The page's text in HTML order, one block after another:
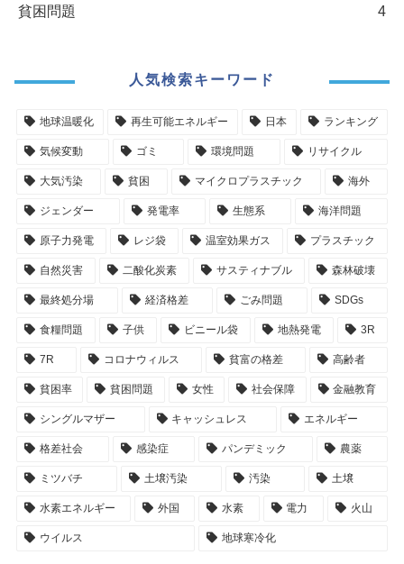
貧困問題 4
人気検索キーワード
地球温暖化 再生可能エネルギー 日本 ランキング
気候変動 ゴミ 環境問題 リサイクル
大気汚染 貧困 マイクロプラスチック 海外
ジェンダー 発電率 生態系 海洋問題
原子力発電 レジ袋 温室効果ガス プラスチック
自然災害 二酸化炭素 サスティナブル 森林破壊
最終処分場 経済格差 ごみ問題 SDGs
食糧問題 子供 ビニール袋 地熱発電 3R
7R コロナウィルス 貧富の格差 高齢者
貧困率 貧困問題 女性 社会保障 金融教育
シングルマザー キャッシュレス エネルギー
格差社会 感染症 パンデミック 農薬
ミツバチ 土壌汚染 汚染 土壌
水素エネルギー 外国 水素 電力 火山
ウイルス 地球寒冷化